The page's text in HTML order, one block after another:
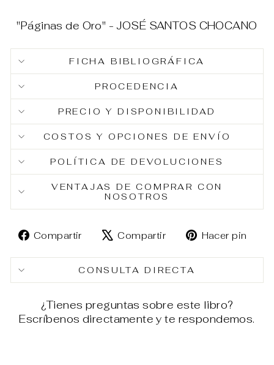
"Páginas de Oro" - JOSÉ SANTOS CHOCANO
FICHA BIBLIOGRÁFICA
PROCEDENCIA
PRECIO Y DISPONIBILIDAD
COSTOS Y OPCIONES DE ENVÍO
POLÍTICA DE DEVOLUCIONES
VENTAJAS DE COMPRAR CON
NOSOTROS
Compartir
Compartir
Facebook
Compartir
Tuitear
X
Hacer pin
CONSULTA DIRECTA
¿Tienes preguntas sobre este libro?
Escríbenos directamente y te respondemos.